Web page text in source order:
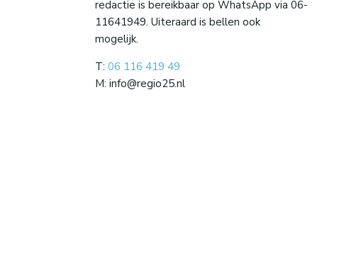
redactie is bereikbaar op WhatsApp via 06-
11641949. Uiteraard is bellen ook
mogelijk.
T:06 116 419 49
M: info@regio25.nl